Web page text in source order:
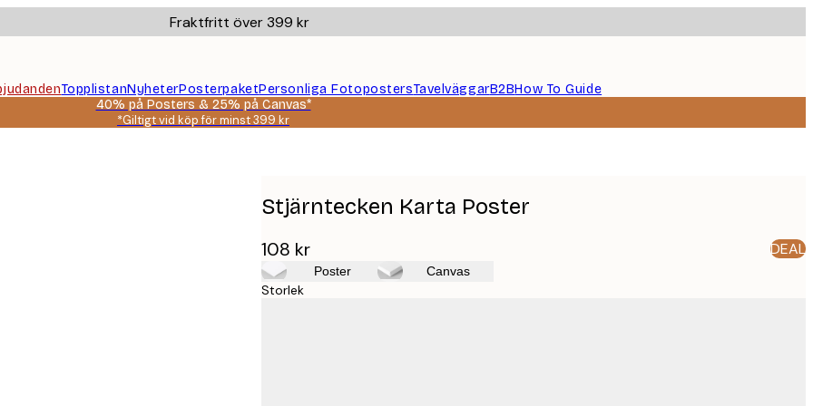
Fraktfritt över 399 kr
TopplistanNyheterPosterpaketPersonliga FotopostersTavelväggarB2BHow To Guide
40% på Posters & 25% på Canvas*
*Giltigt vid köp för minst 399 kr
Stjärntecken Karta Poster
108 kr DEAL
Poster Canvas
Storlek